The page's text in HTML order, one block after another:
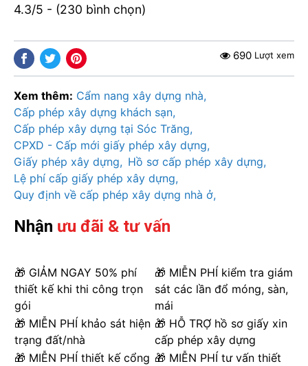
4.3/5 - (230 bình chọn)
690 Lượt xem
Xem thêm: Cẩm nang xây dựng nhà
Cấp phép xây dựng khách sạn
Cấp phép xây dựng tại Sóc Trăng
CPXD - Cấp mới giấy phép xây dựng
Giấy phép xây dựng
Hồ sơ cấp phép xây dựng
Lệ phí cấp giấy phép xây dựng
Quy định về cấp phép xây dựng nhà ở
Nhận ưu đãi & tư vấn
🎁 GIẢM NGAY 50% phí
thiết kế khi thi công trọn
gói
🎁 MIỄN PHÍ kiểm tra giám
sát các lần đổ móng, sàn,
mái
🎁 MIỄN PHÍ khảo sát hiện
trạng đất/nhà
🎁 HỖ TRỢ hồ sơ giấy xin
cấp phép xây dựng
🎁 MIỄN PHÍ thiết kế cổng 🎁 MIỄN PHÍ tư vấn thiết